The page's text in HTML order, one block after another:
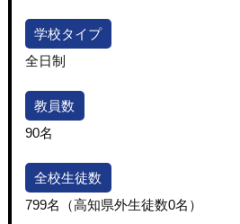
学校タイプ
全日制
教員数
90名
全校生徒数
799名（高知県外生徒数0名）